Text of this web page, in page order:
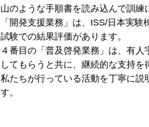
山のような手順書を読み込んで訓練
「開発支援業務」は、ISS/日本実
試験での結果評価があります。
４番目の「普及啓発業務」は、有
してもらうと共に、継続的な支持を
私たちが行っている活動を丁寧に
す。